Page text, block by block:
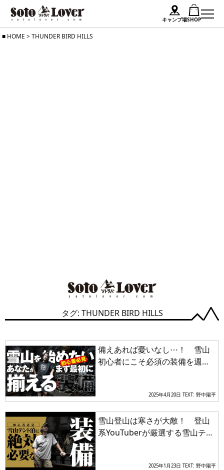
キャンプ場SHOP
SkipHOME >THUNDER BIRD HILLS
タグ: THUNDER BIRD HILLS
備えあれば憂いなし⋯！ 雪山
初心者にこそ必須の装備を週末
2025年4月20日 TEXT: 野中陽平
雪山登山は寒さが大敵！ 登山
系YouTuberが厳選する雪山テン
2025年1月23日 TEXT: 野中陽平